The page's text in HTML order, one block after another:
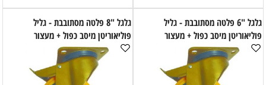
גלגל "6 פלטה מסתובבת - גליל
פוליאוריטן מיסב כפול + מעצור
גלגל "8 פלטה מסתובבת - גליל
פוליאוריטן מיסב כפול + מעצור